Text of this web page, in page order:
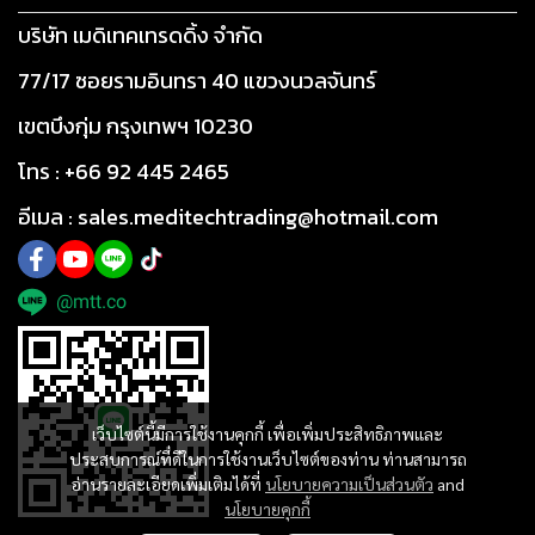
เว็บไซต์นี้มีการใช้งานคุกกี้ เพื่อเพิ่มประสิทธิภาพและ
ประสบการณ์ที่ดีในการใช้งานเว็บไซต์ของท่าน ท่านสามารถ
อ่านรายละเอียดเพิ่มเติมได้ที่ นโยบายความเป็นส่วนตัว and
นโยบายคุกกี้
บริษัท เมดิเทคเทรดดิ้ง จำกัด
77/17 ซอยรามอินทรา 40 แขวงนวลจันทร์
เขตบึงกุ่ม กรุงเทพฯ 10230
โทร : +66 92 445 2465
อีเมล : sales.meditechtrading@hotmail.com
@mtt.co